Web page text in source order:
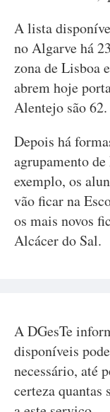
A lista
no Algarve há
zona de Lisboa
abrem hoje
Alentejo são 62.
Depois há
agrupamento
exemplo, os
vão ficar na
os mais novos
Alcácer do Sal.
A DGesTe
disponíveis
necessário, até
certeza quantas